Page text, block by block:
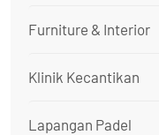
Furniture & Interior
Klinik Kecantikan
Lapangan Padel